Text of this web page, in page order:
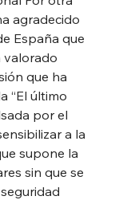
agradecido
España que
valorado
que ha
“El último
por el
a la
supone la
sin que se